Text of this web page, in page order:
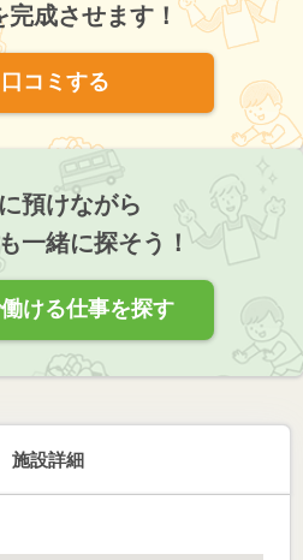
成させます！
口コミする
預けながら
一緒に探そう！
ける仕事を探す
施設詳細